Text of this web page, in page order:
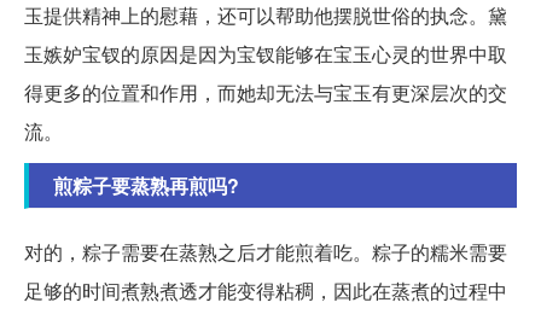
玉提供精神上的慰藉，还可以帮助他摆脱世俗的执念。黛
玉嫉妒宝钗的原因是因为宝钗能够在宝玉心灵的世界中取
得更多的位置和作用，而她却无法与宝玉有更深层次的交
流。
煎粽子要蒸熟再煎吗?
对的，粽子需要在蒸熟之后才能煎着吃。粽子的糯米需要
足够的时间煮熟煮透才能变得粘稠，因此在蒸煮的过程中